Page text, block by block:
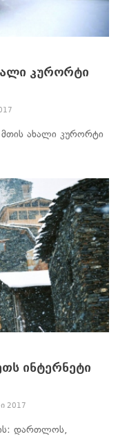
კურორტი
მთის ახალი კურორტი
ინტერნეტი
2017
დართლოს,